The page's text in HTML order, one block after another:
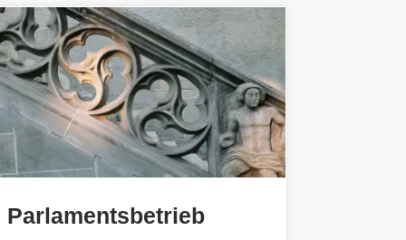
Parlamentsbetrieb